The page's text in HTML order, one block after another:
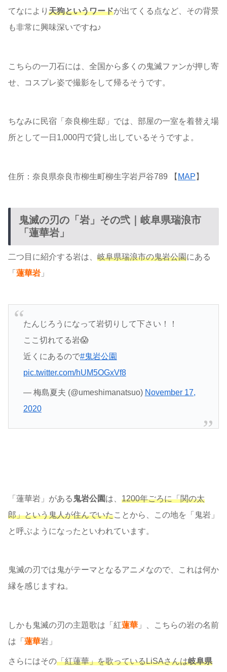
てなにより 天狗というワードが出てくる点など、その背景
も非常に興味深いですね♪
こちらの一刀石には、全国から多くの鬼滅ファンが押し寄
せ、コスプレ姿で撮影をして帰るそうです。
ちなみに民宿「奈良柳生邸」では、部屋の一室を着替え場
所として一日1,000円で貸し出しているそうですよ。
住所：奈良県奈良市柳生町柳生字岩戸谷789 【 MAP 】
鬼滅の刃の「岩」その弐｜岐阜県瑞浪市
「蓮華岩」
二つ目に紹介する岩は、 岐阜県瑞浪市の鬼岩公園にある
「 蓮華岩 」
たんじろうになって岩切りして下さい！！
ここ切れてる岩😱
近くにあるので#鬼岩公園
pic.twitter.com/hUM5OGxVf8
— 梅島夏夫 (@umeshimanatsuo) November 17,
2020
「蓮華岩」がある 鬼岩公園は、 1200年ごろに「関の太
郎」という鬼人が住んでいたことから、この地を「鬼岩」
と呼ぶようになったといわれています。
鬼滅の刃では鬼がテーマとなるアニメなので、これは何か
縁を感じますね。
しかも鬼滅の刃の主題歌は「紅蓮華 」、こちらの岩の名前
は「 蓮華岩」
さらにはその「紅蓮華」を歌っているLiSAさんは岐阜県